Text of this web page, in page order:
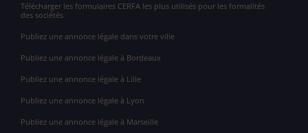
Télécharger les formulaires CERFA les plus utilisés pour les formalités
des sociétés
Publiez une annonce légale dans votre ville
Publiez une annonce légale à Bordeaux
Publiez une annonce légale à Lille
Publiez une annonce légale à Lyon
Publiez une annonce légale à Marseille